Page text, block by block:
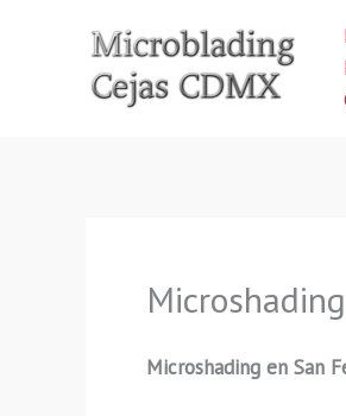
Microshading en San